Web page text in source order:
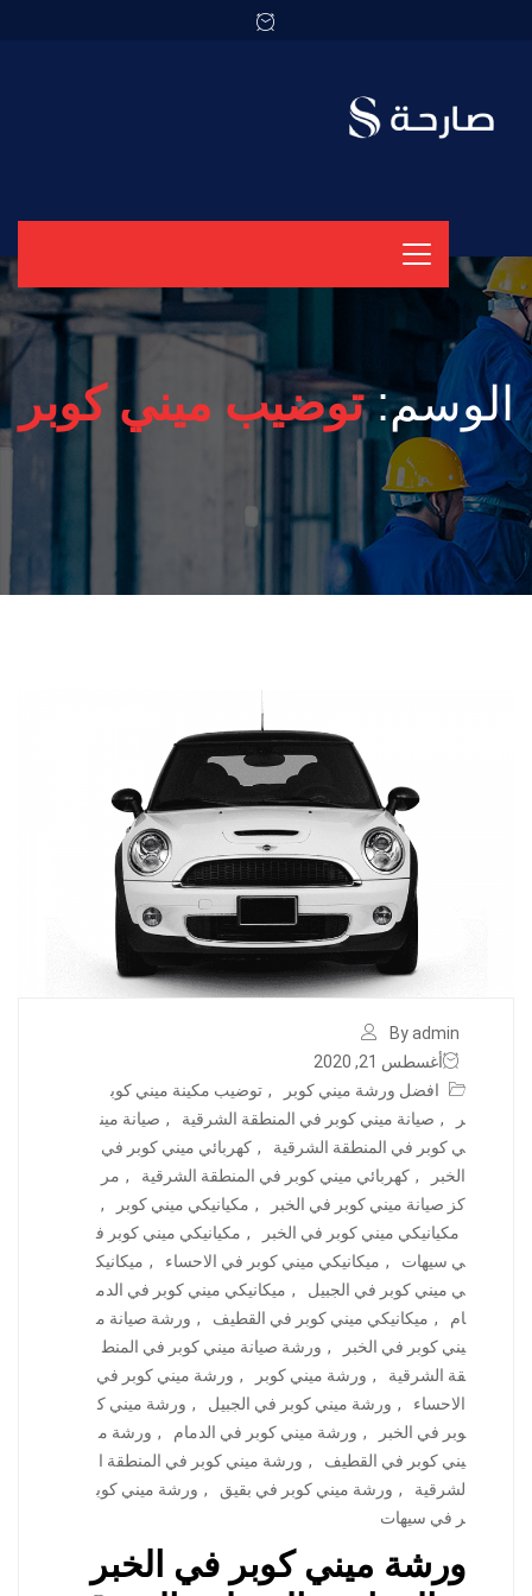
الوسم:توضيب ميني كوبر
By admin
أغسطس 21, 2020
افضل ورشة ميني كوبر
, توضيب مكينة ميني كوب
ر
, صيانة ميني كوبر في المنطقة الشرقية , صيانة مين
ي كوبر في المنطقة الشرقية
, كهربائي ميني كوبر في
الخبر
, كهربائي ميني كوبر في المنطقة الشرقية , مر
كز صيانة ميني كوبر في الخبر
, مكيانيكي ميني كوبر
,
مكيانيكي ميني كوبر في الخبر
, مكيانيكي ميني كوبر ف
ي سيهات
, ميكانيكي ميني كوبر في الاحساء , ميكانيك
ي ميني كوبر في الجبيل
, ميكانيكي ميني كوبر في الدم
ام
, ميكانيكي ميني كوبر في القطيف , ورشة صيانة م
يني كوبر في الخبر
, ورشة صيانة ميني كوبر في المنط
قة الشرقية
, ورشة ميني كوبر , ورشة ميني كوبر في
الاحساء
, ورشة ميني كوبر في الجبيل , ورشة ميني ك
وبر في الخبر
, ورشة ميني كوبر في الدمام , ورشة م
يني كوبر في القطيف
, ورشة ميني كوبر في المنطقة ا
لشرقية
, ورشة ميني كوبر في بقيق , ورشة ميني كوب
ر في سيهات
ورشة ميني كوبر في الخبر